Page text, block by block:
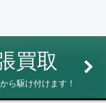
買取
ら駆け付けます！